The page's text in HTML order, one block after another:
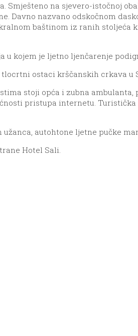
na sjevero-istočnoj
Davno nazvano odskočnom
baštinom iz ranih stoljeća
u kojem je ljetno ljenčarenje
ostaci krščanskih crkava u
stoji opća i zubna ambulanta,
pristupa internetu.
užanca , autohtone ljetne pučke
Hotel Sali.